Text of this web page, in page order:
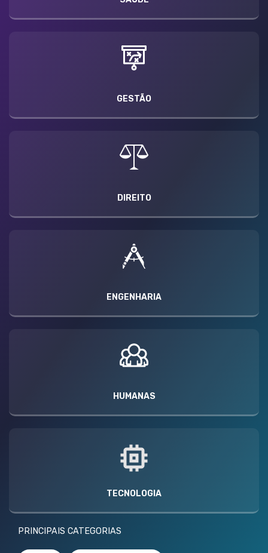
GESTÃO
DIREITO
ENGENHARIA
HUMANAS
TECNOLOGIA
PRINCIPAIS CATEGORIAS